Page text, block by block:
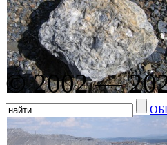
© 2002 —